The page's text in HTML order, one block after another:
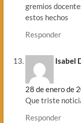
gremios
estos hechos
Responder
Isabel
28 de enero de
Que triste
Responder